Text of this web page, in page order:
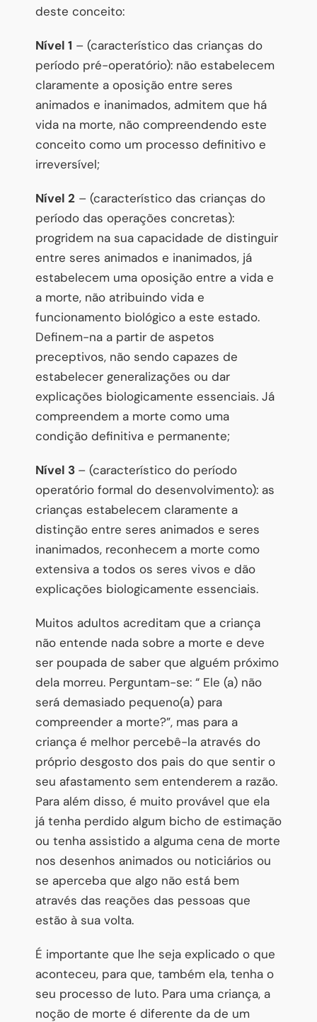
deste conceito:
Nível 1 – (característico das crianças do
período pré-operatório): não estabelecem
claramente a oposição entre seres
animados e inanimados, admitem que há
vida na morte, não compreendendo este
conceito como um processo definitivo e
irreversível;
Nível 2 – (característico das crianças do
período das operações concretas):
progridem na sua capacidade de distinguir
entre seres animados e inanimados, já
estabelecem uma oposição entre a vida e
a morte, não atribuindo vida e
funcionamento biológico a este estado.
Definem-na a partir de aspetos
preceptivos, não sendo capazes de
estabelecer generalizações ou dar
explicações biologicamente essenciais. Já
compreendem a morte como uma
condição definitiva e permanente;
Nível 3 – (característico do período
operatório formal do desenvolvimento): as
crianças estabelecem claramente a
distinção entre seres animados e seres
inanimados, reconhecem a morte como
extensiva a todos os seres vivos e dão
explicações biologicamente essenciais.
Muitos adultos acreditam que a criança
não entende nada sobre a morte e deve
ser poupada de saber que alguém próximo
dela morreu. Perguntam-se: “ Ele (a) não
será demasiado pequeno(a) para
compreender a morte?”, mas para a
criança é melhor percebê-la através do
próprio desgosto dos pais do que sentir o
seu afastamento sem entenderem a razão.
Para além disso, é muito provável que ela
já tenha perdido algum bicho de estimação
ou tenha assistido a alguma cena de morte
nos desenhos animados ou noticiários ou
se aperceba que algo não está bem
através das reações das pessoas que
estão à sua volta.
É importante que lhe seja explicado o que
aconteceu, para que, também ela, tenha o
seu processo de luto. Para uma criança, a
noção de morte é diferente da de um